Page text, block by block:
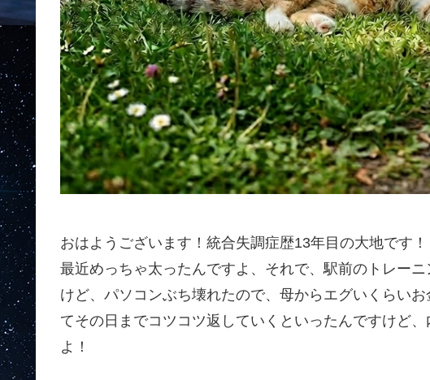
おはようございます！統合失調症歴13年目の大地です！
最近めっちゃ太ったんですよ、それで、駅前のトレー
けど、パソコンぶち壊れたので、母からエグいくらい
てその日までコツコツ返していくといったんですけど
よ！